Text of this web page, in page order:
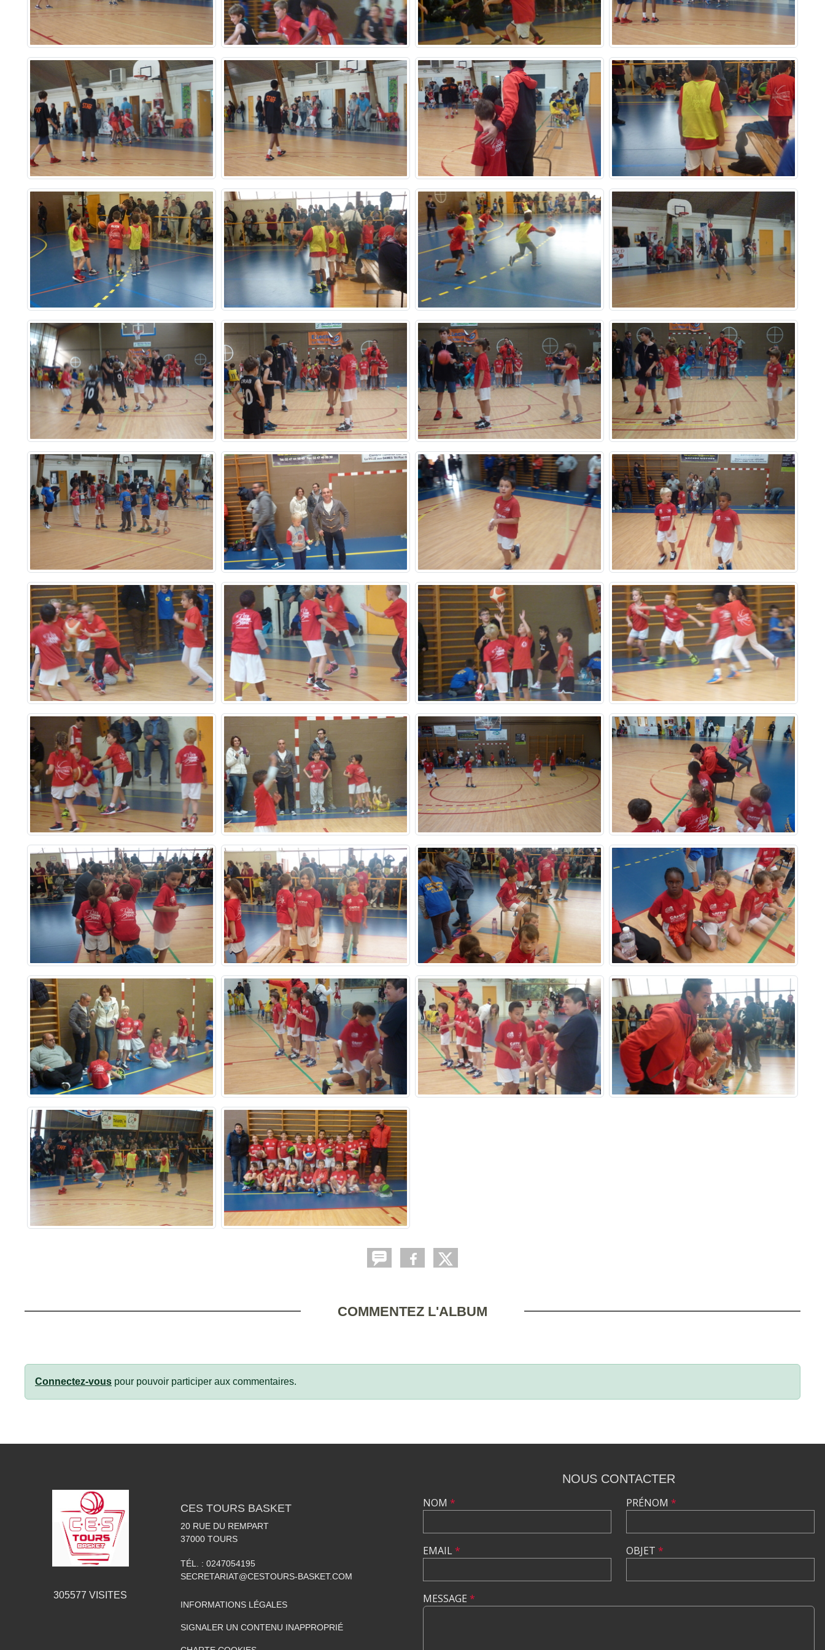
COMMENTEZ L'ALBUM
Connectez-vous pour pouvoir participer aux commentaires.
305577 VISITES
CES TOURS BASKET
20 RUE DU REMPART
37000 TOURS
TÉL. : 0247054195
SECRETARIAT@CESTOURS-BASKET.COM
INFORMATIONS LÉGALES
SIGNALER UN CONTENU INAPPROPRIÉ
NOUS CONTACTER
NOM *
EMAIL*
PRÉNOM *
OBJET *
MESSAGE *